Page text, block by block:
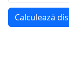
Calculează